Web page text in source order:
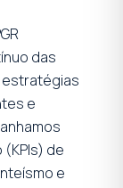
das
estratégias
e
de
e